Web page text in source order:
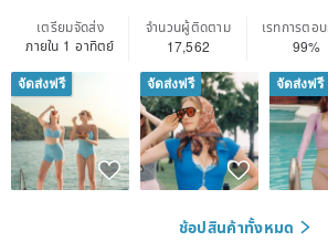
เตรียมจัดส่ง
ภายใน 1 อาทิตย์
จำนวนผู้ติดตาม
17,562
เรทการตอ
99%
จัดส่งฟรี จัดส่งฟรี จัดส่งฟรี
ช้อปสินค้าทั้งหมด